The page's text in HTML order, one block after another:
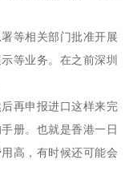
等相关部门批准开展
等业务。在之前深圳
再申报进口这样来完
册。也就是香港一日
高，有时候还可能会